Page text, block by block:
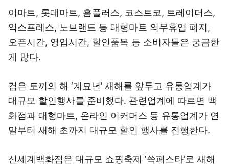
이마트, 롯데마트, 홈플러스, 코스트코, 트레이더스,
익스프레스, 노브랜드 등 대형마트 의무휴업 폐지,
오픈시간, 영업시간, 할인품목 등 소비자들은 궁금한
게 많다.
검은 토끼의 해 ‘계묘년’ 새해를 앞두고 유통업계가
대규모 할인행사를 준비했다. 관련업계에 따르면 백
화점과 대형마트, 온라인 이커머스 등 유통업계가 연
말부터 새해 초까지 대규모 할인 행사를 진행한다.
신세계백화점은 대규모 쇼핑축제 ‘쓱페스타’로 새해